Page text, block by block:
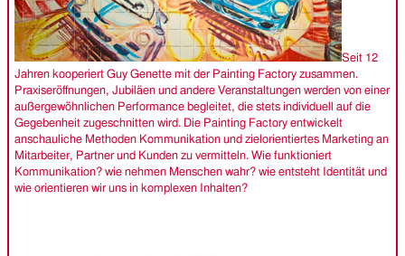
Seit 12
Jahren kooperiert Guy Genette mit der Painting Factory zusammen.
Praxiseröffnungen, Jubiläen und andere Veranstaltungen werden von einer
außergewöhnlichen Performance begleitet, die stets individuell auf die
Gegebenheit zugeschnitten wird. Die Painting Factory entwickelt
anschauliche Methoden Kommunikation und zielorientiertes Marketing an
Mitarbeiter, Partner und Kunden zu vermitteln. Wie funktioniert
Kommunikation? wie nehmen Menschen wahr? wie entsteht Identität und
wie orientieren wir uns in komplexen Inhalten?